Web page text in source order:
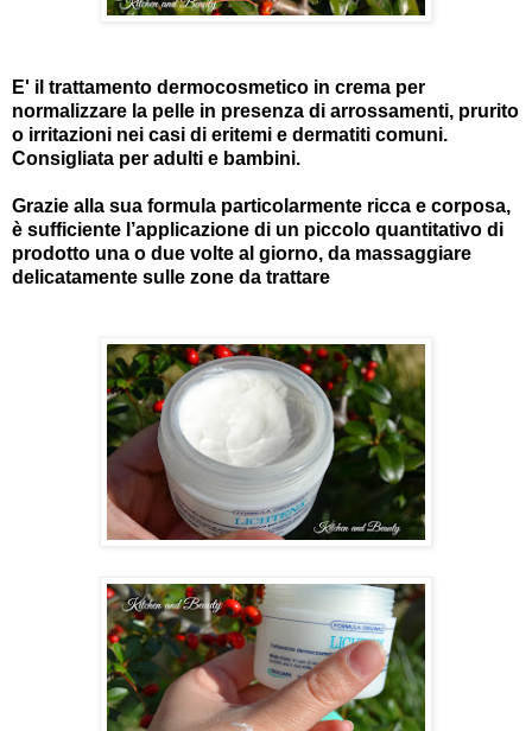
E' il trattamento dermocosmetico in crema per
normalizzare la pelle in presenza di arrossamenti, prurito
o irritazioni nei casi di eritemi e dermatiti comuni.
Consigliata per adulti e bambini.
Grazie alla sua formula particolarmente ricca e corposa,
è sufficiente l’applicazione di un piccolo quantitativo di
prodotto una o due volte al giorno, da massaggiare
delicatamente sulle zone da trattare